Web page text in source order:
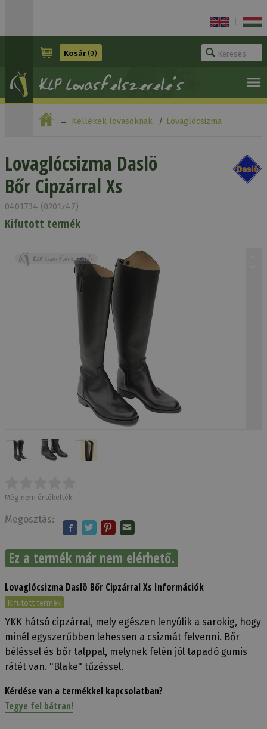
Kosár(0)
Kellékek lovasoknak Lovaglócsizma
Lovaglócsizma Daslö
Bőr Cipzárral Xs
0401734 (0201z47)
Kifutott termék
Még nem értékelték.
Megosztás:
Ez a termék már nem elérhető.
Lovaglócsizma Daslö Bőr Cipzárral Xs Információk
Kifutott termék
YKK hátsó cipzárral, mely egészen lenyúlik a sarokig, hogy
minél egyszerűbben lehessen a csizmát felvenni. Bőr
béléssel és bőr talppal, melynek felén jól tapadó gumis
rátét van. "Blake" tűzéssel.
Kérdése van a termékkel kapcsolatban?
Tegye fel bátran!